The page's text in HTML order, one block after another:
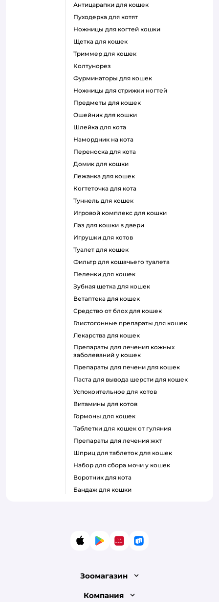
антицарапки для кошек
пуходерка для котят
ножницы для когтей кошки
щетка для кошек
триммер для кошек
колтунорез
фурминаторы для кошек
ножницы для стрижки ногтей
предметы для кошек
ошейник для кошки
шлейка для кота
намордник на кота
переноска для кота
домик для кошки
лежанка для кошек
когтеточка для кота
туннель для кошек
игровой комплекс для кошки
лаз для кошки в двери
игрушки для котов
туалет для кошек
фильтр для кошачьего туалета
пеленки для кошек
зубная щетка для кошек
ветаптека для кошек
средство от блох для кошек
глистогонные препараты для кошек
лекарства для кошек
препараты для лечения кожных
заболеваний у кошек
препараты для печени для кошек
паста для вывода шерсти для кошек
успокоительное для котов
витамины для котов
гормоны для кошек
таблетки для кошек от гуляния
препараты для лечения жкт
шприц для таблеток для кошек
набор для сбора мочи у кошек
воротник для кота
бандаж для кошки
App StoreGoogle Play
AppGallery
RuStore
Зоомагазин
Лицензия
Компания